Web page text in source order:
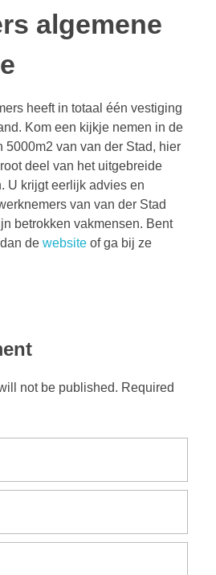
algemene
heeft in totaal één vestiging
Kom een kijkje nemen in de
5000m2 van van der Stad, hier
deel van het uitgebreide
U krijgt eerlijk advies en
van van der Stad
betrokken vakmensen. Bent
de website of ga bij ze
not be published. Required